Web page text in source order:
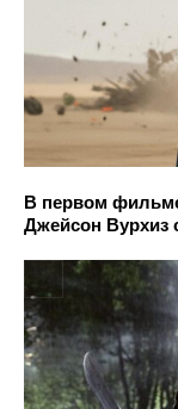
В первом
Джейсон Вурхиз